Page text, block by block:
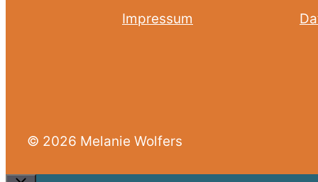
Impressum
© 2026 Melanie Wolfers